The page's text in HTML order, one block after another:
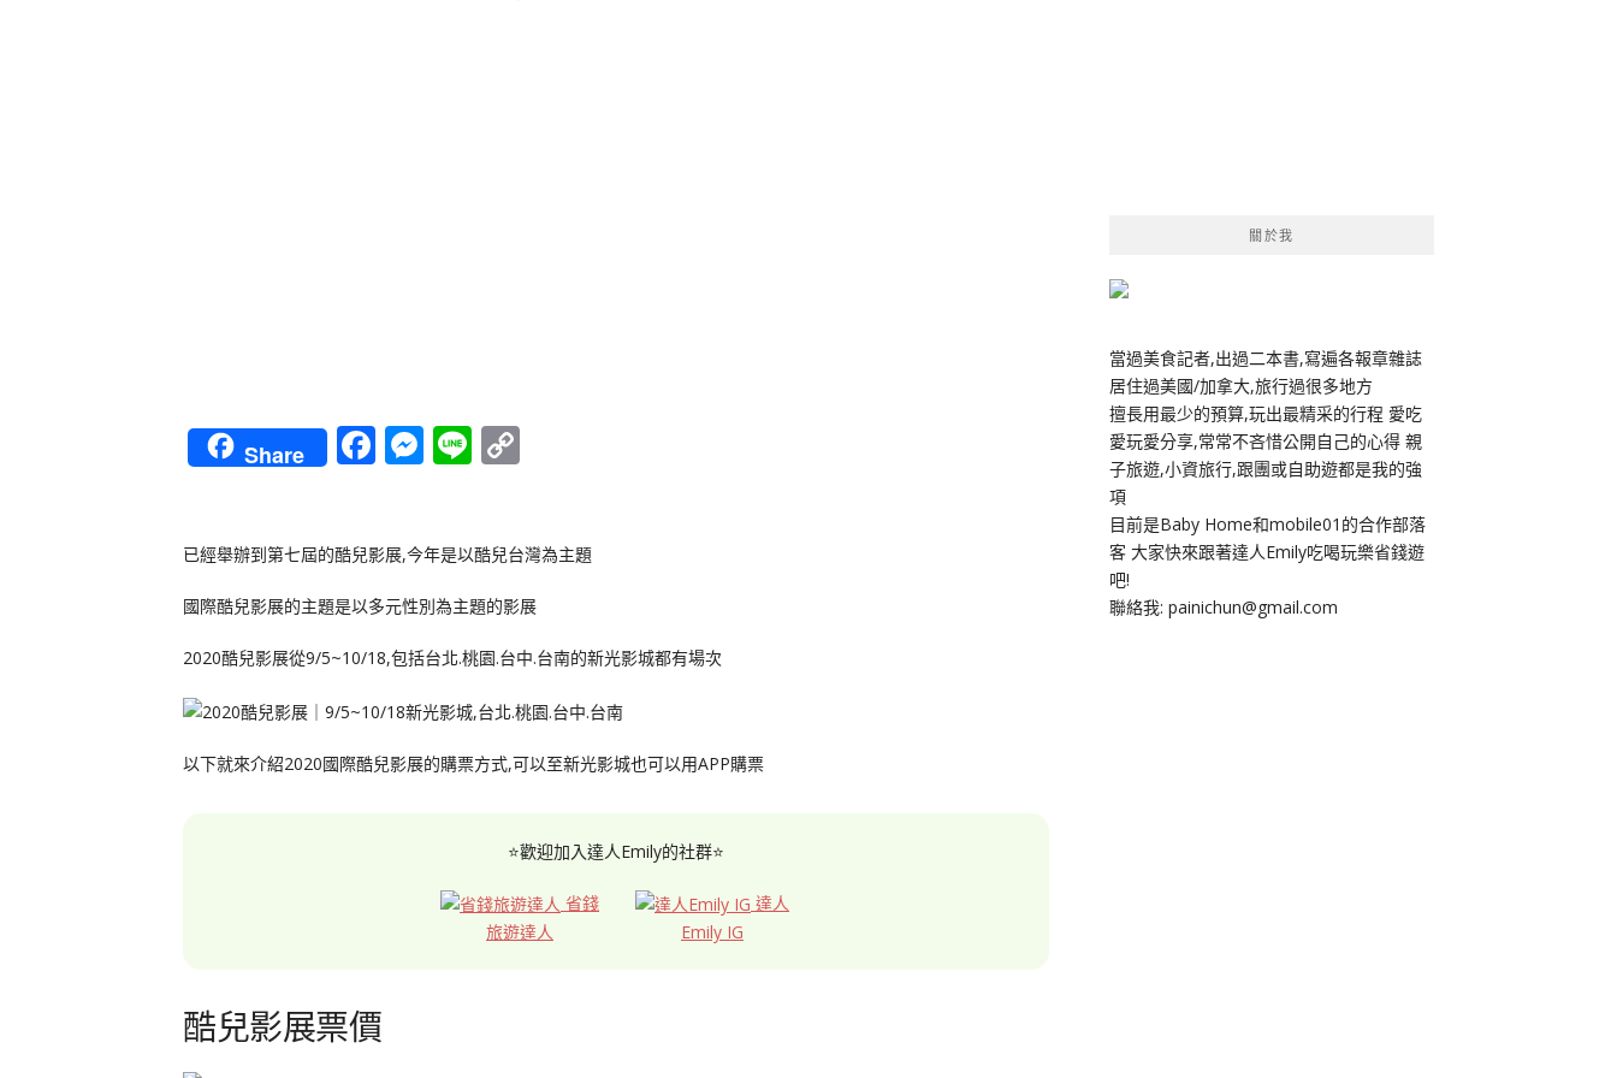
Share Facebook
Messenger
Line
已經舉辦到第七屆的酷兒影展,今年是以酷兒台灣為主題
國際酷兒影展的主題是以多元性別為主題的影展
2020酷兒影展從9/5~10/18,包括台北.桃園.台中.台南的新光影城都有場次
以下就來介紹2020國際酷兒影展的購票方式,可以至新光影城也可以用APP購票
⭐歡迎加入達人Emily的社群⭐
省錢
旅遊達人
達人
Emily IG
酷兒影展票價
關於我
當過美食記者,出過二本書,寫遍各報章雜誌
居住過美國/加拿大,旅行過很多地方
擅長用最少的預算,玩出最精采的行程 愛吃
愛玩愛分享,常常不吝惜公開自己的心得 親
子旅遊,小資旅行,跟團或自助遊都是我的強
項
目前是Baby Home和mobile01的合作部落
客 大家快來跟著達人Emily吃喝玩樂省錢遊
吧!
聯絡我: painichun@gmail.com